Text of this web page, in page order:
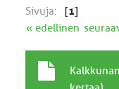
Sivuja: [1]
« edellinen
a
A